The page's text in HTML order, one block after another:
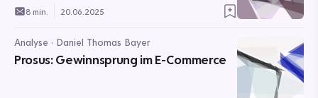
8 min. 20.06.2025
Analyse · Daniel Thomas Bayer
Prosus: Gewinnsprung im E-Commerce